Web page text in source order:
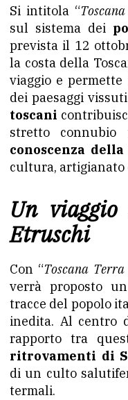
Si intitola “
sul sistema dei
prevista il 12
la costa della
viaggio e
dei paesaggi
toscani
stretto connubio
conoscenza
cultura, artigianato
Un
Etruschi
Con “Toscana
verrà proposto
tracce del popolo
inedita. Al centro
rapporto tra
ritrovamenti di
di un culto
termali.